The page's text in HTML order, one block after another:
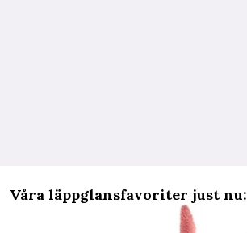
Våra läppglansfavoriter just nu: